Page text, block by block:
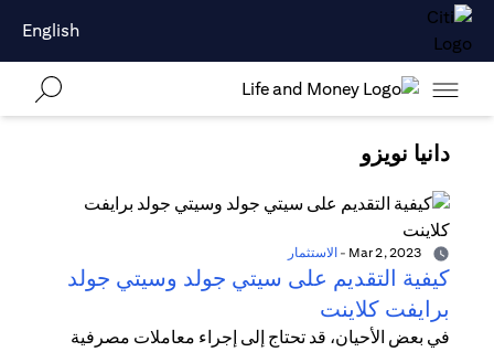
English
دانيا نويزو
- الاستثمار
كيفية التقديم على سيتي جولد وسيتي جولد
برايفت كلاينت
في بعض الأحيان، قد تحتاج إلى إجراء معاملات مصرفية